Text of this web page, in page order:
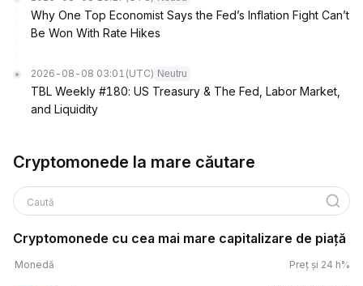
Why One Top Economist Says the Fed’s Inflation Fight Can’t
Be Won With Rate Hikes
2026-08-08 03:01 (UTC) Neutru
TBL Weekly #180: US Treasury & The Fed, Labor Market,
and Liquidity
Cryptomonede la mare căutare
Caută
Cryptomonede cu cea mai mare capitalizare de piață
Monedă Preț și 24 h%